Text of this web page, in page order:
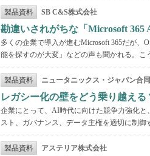
製品資料 SB C&S株式会社
勘違いされがちな「Microsoft
多くの企業で導入が進むMicrosoft 365だが
能を探すのが大変」などの声も聞かれる。こ
製品資料 ニュータニックス・ジャパン合
レガシー化の壁をどう乗り越え
企業にとって、AI時代に向けた競争力強化
スト、ガバナンス、データ主権を適切に制御
製品資料 アステリア株式会社